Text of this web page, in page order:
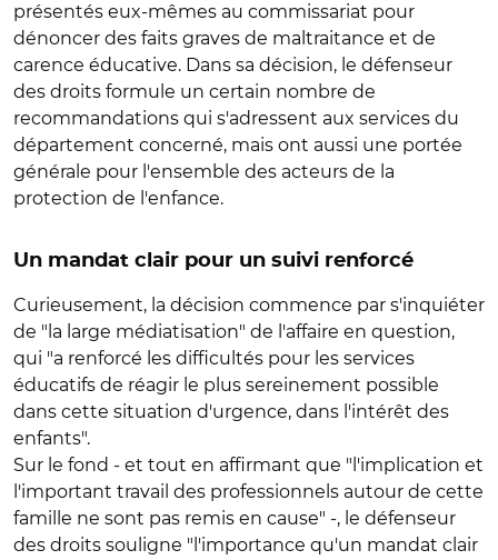
présentés eux-mêmes au commissariat pour
dénoncer des faits graves de maltraitance et de
carence éducative. Dans sa décision, le défenseur
des droits formule un certain nombre de
recommandations qui s'adressent aux services du
département concerné, mais ont aussi une portée
générale pour l'ensemble des acteurs de la
protection de l'enfance.
Un mandat clair pour un suivi renforcé
Curieusement, la décision commence par s'inquiéter
de "la large médiatisation" de l'affaire en question,
qui "a renforcé les difficultés pour les services
éducatifs de réagir le plus sereinement possible
dans cette situation d'urgence, dans l'intérêt des
enfants".
Sur le fond - et tout en affirmant que "l'implication et
l'important travail des professionnels autour de cette
famille ne sont pas remis en cause" -, le défenseur
des droits souligne "l'importance qu'un mandat clair